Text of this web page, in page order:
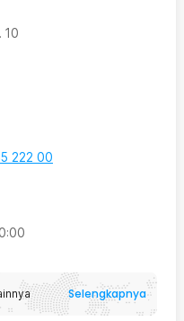
10
222 00
Selengkapnya